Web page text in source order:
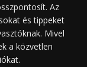
Az
és tippeket
Mivel
a közvetlen